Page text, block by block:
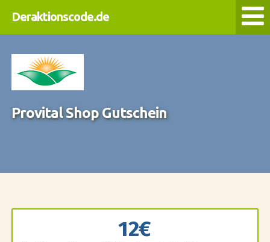
Deraktionscode.de
Provital Shop Gutschein
12€